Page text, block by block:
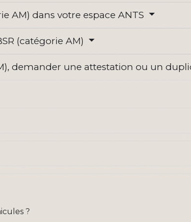
AM) dans votre espace ANTS
(catégorie AM)
demander une attestation ou un
?